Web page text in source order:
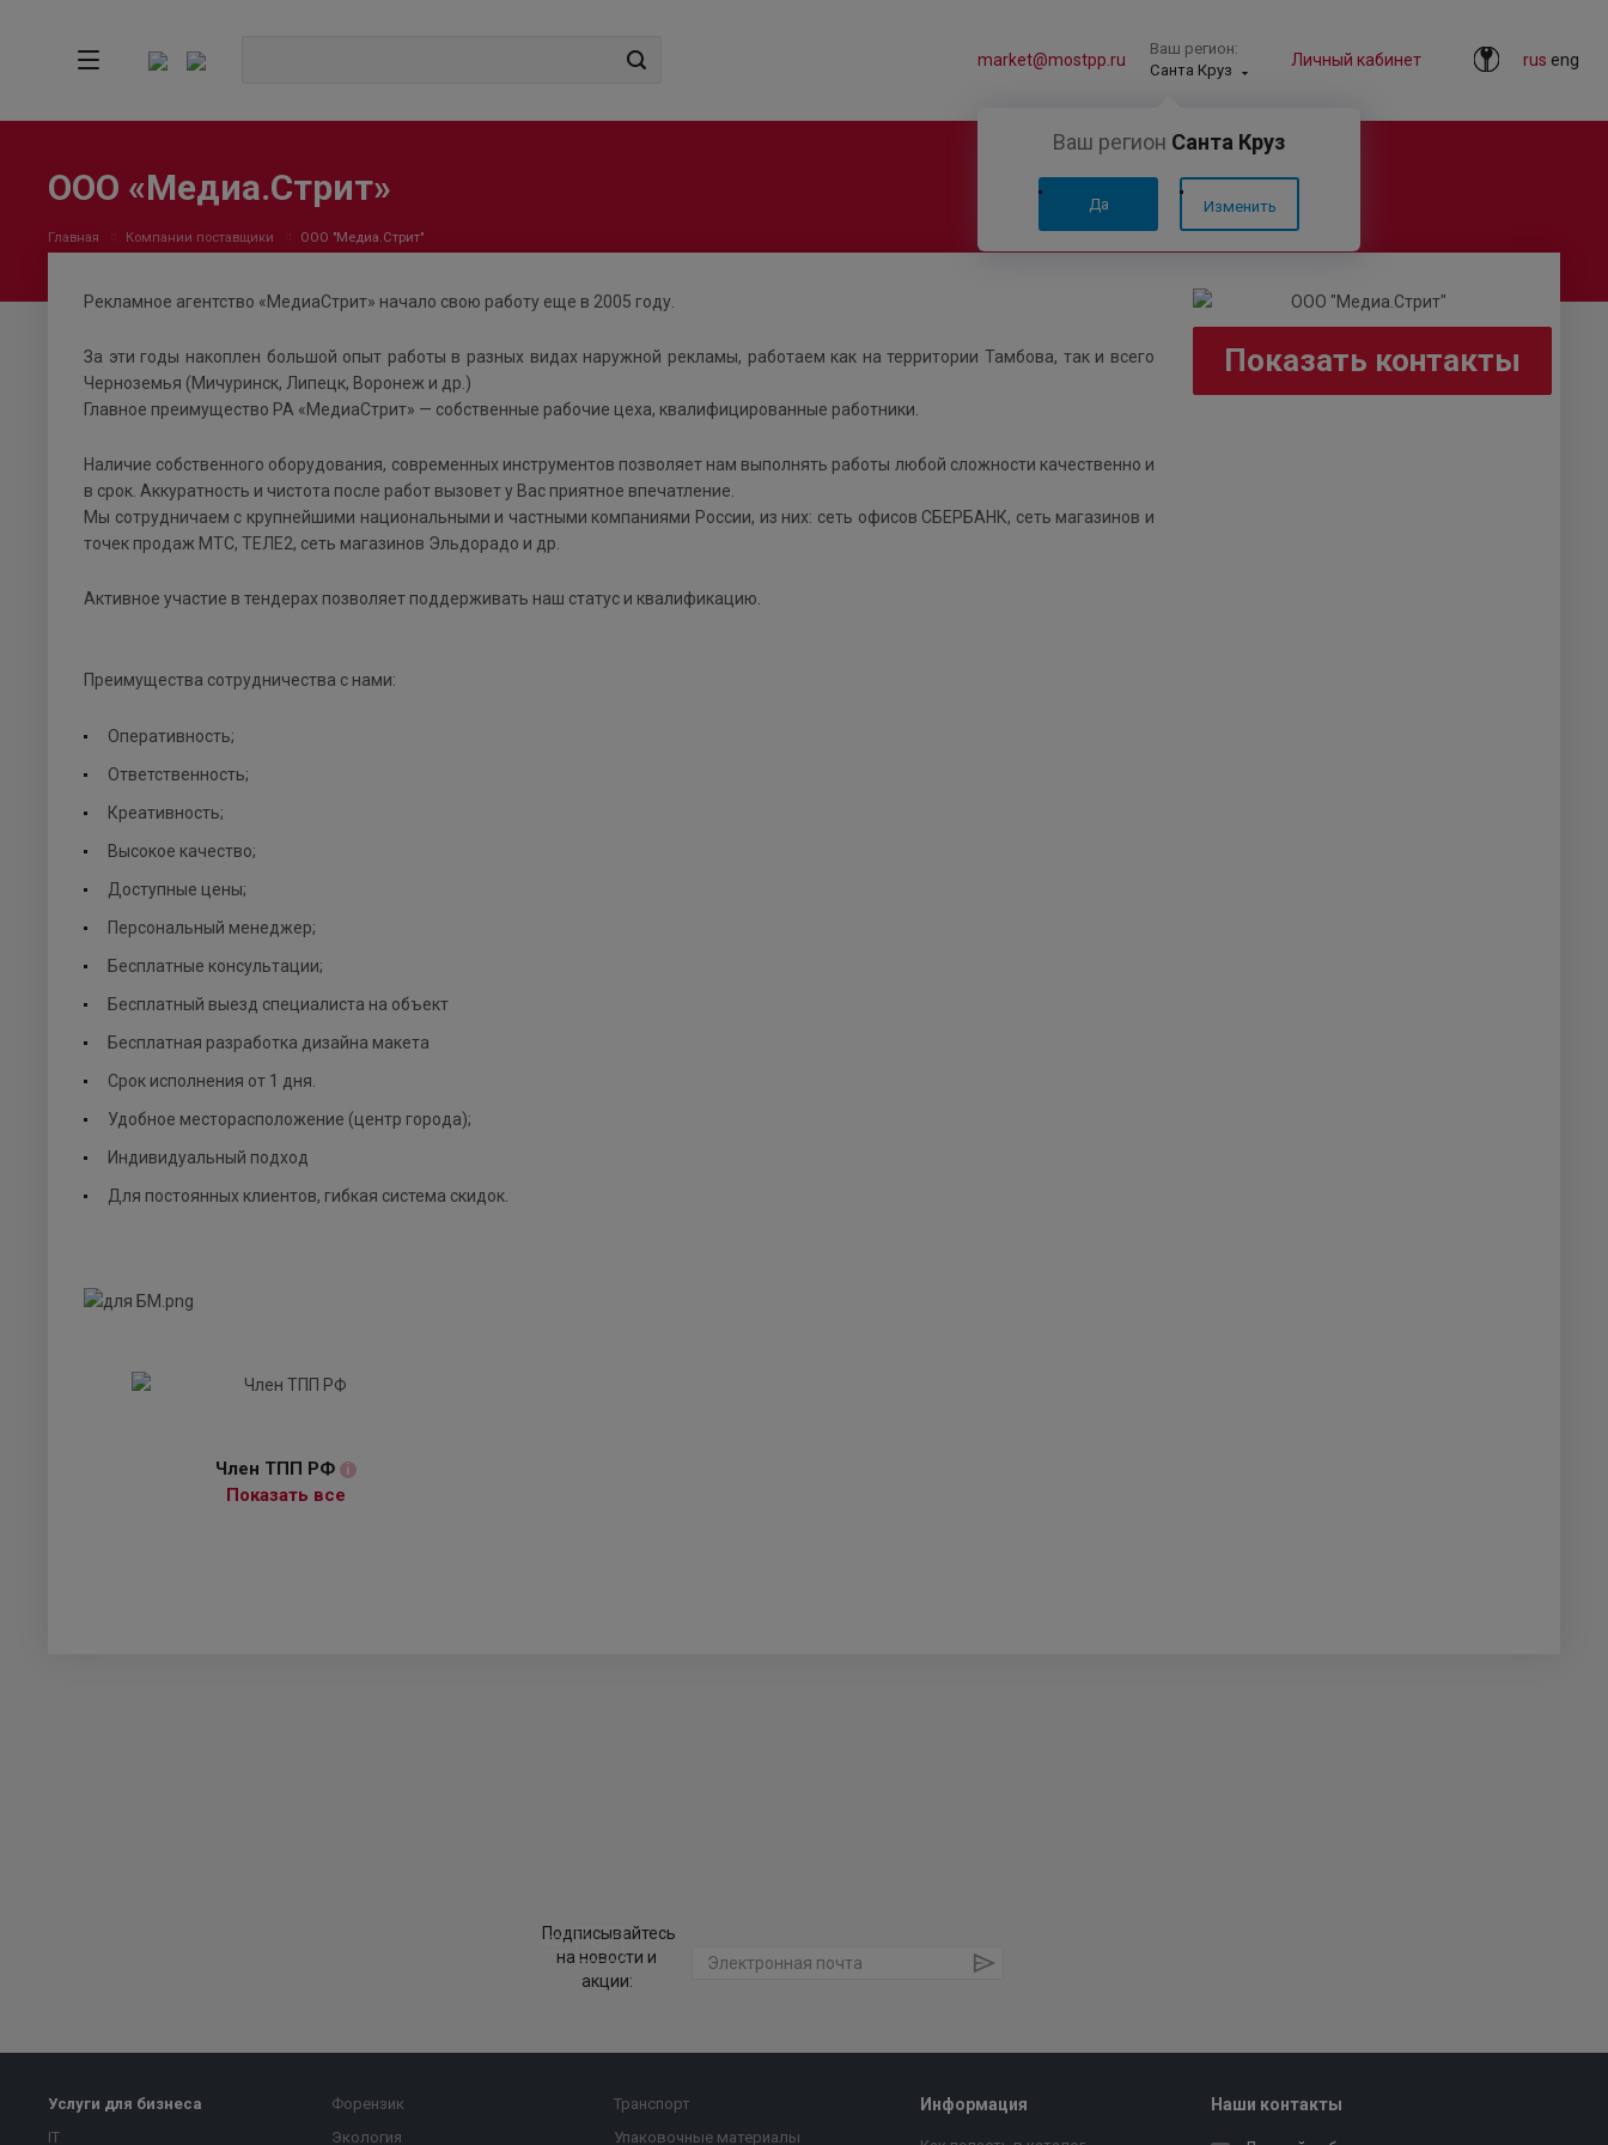
rus eng
Личный кабинет
Ваш регион:
Санта Круз
Ваш регион Санта Круз
Да Изменить
market@mostpp.ru
ООО «Медиа.Стрит»
Главная Компании поставщики ООО "Медиа.Стрит"
Показать контакты
Рекламное агентство «МедиаСтрит» начало свою работу еще в 2005 году.
За эти годы накоплен большой опыт работы в разных видах наружной рекламы, работаем как на территории Тамбова, так и всего
Черноземья (Мичуринск, Липецк, Воронеж и др.)
Главное преимущество РА «МедиаСтрит» — собственные рабочие цеха, квалифицированные работники.
Наличие собственного оборудования, современных инструментов позволяет нам выполнять работы любой сложности качественно и
в срок. Аккуратность и чистота после работ вызовет у Вас приятное впечатление.
Мы сотрудничаем с крупнейшими национальными и частными компаниями России, из них: сеть офисов СБЕРБАНК, сеть магазинов и
точек продаж МТС, ТЕЛЕ2, сеть магазинов Эльдорадо и др.
Активное участие в тендерах позволяет поддерживать наш статус и квалификацию.
Преимущества сотрудничества с нами:
Оперативность;
Ответственность;
Креативность;
Высокое качество;
Доступные цены;
Персональный менеджер;
Бесплатные консультации;
Бесплатный выезд специалиста на объект
Бесплатная разработка дизайна макета
Срок исполнения от 1 дня.
Удобное месторасположение (центр города);
Индивидуальный подход
Для постоянных клиентов, гибкая система скидок.
Член ТПП РФ i
Показать все
Подписывайтесь
на новости и
акции:
Услуги для бизнеса
IT
Форензик
Экология
Транспорт
Упаковочные материалы
Информация Наши контакты